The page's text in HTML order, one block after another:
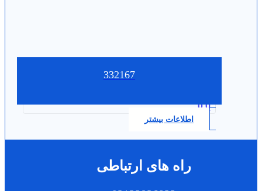
332167
0.0
اطلاعات بیشتر
راه های ارتباطی